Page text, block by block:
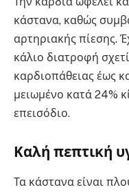
κάστανα, καθώς
αρτηριακής πίεσης.
κάλιο διατροφή
καρδιοπάθειας έως
μειωμένο κατά 24%
επεισόδιο.
Καλή πεπτική
Τα κάστανα είναι